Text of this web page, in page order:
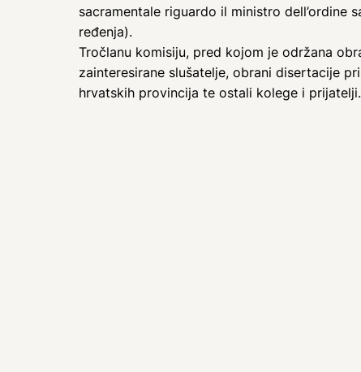
sacramentale riguardo il ministro dell’ordine
ređenja).
Tročlanu komisiju, pred kojom je održana
zainteresirane slušatelje, obrani disertacije
hrvatskih provincija te ostali kolege i prijatelji.